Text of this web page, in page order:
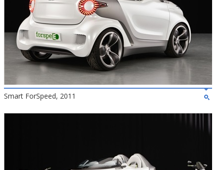
Smart ForSpeed, 2011